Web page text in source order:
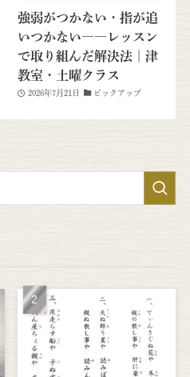
強弱がつかない・指が追
いつかない――レッスン
で取り組んだ解決法｜津
教室・土曜クラス
2026年7月21日 ピックアップ